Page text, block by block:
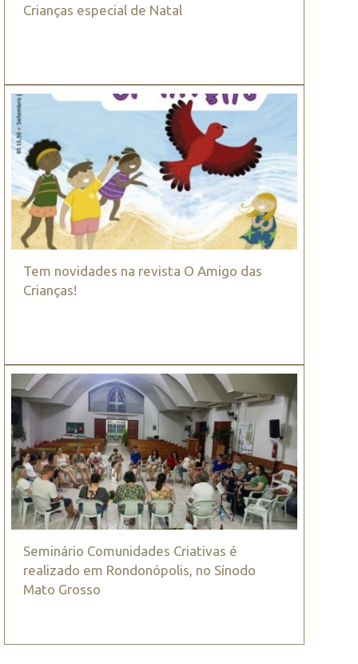
Crianças especial de Natal
Tem novidades na revista O Amigo das
Crianças!
Seminário Comunidades Criativas é
realizado em Rondonópolis, no Sínodo
Mato Grosso